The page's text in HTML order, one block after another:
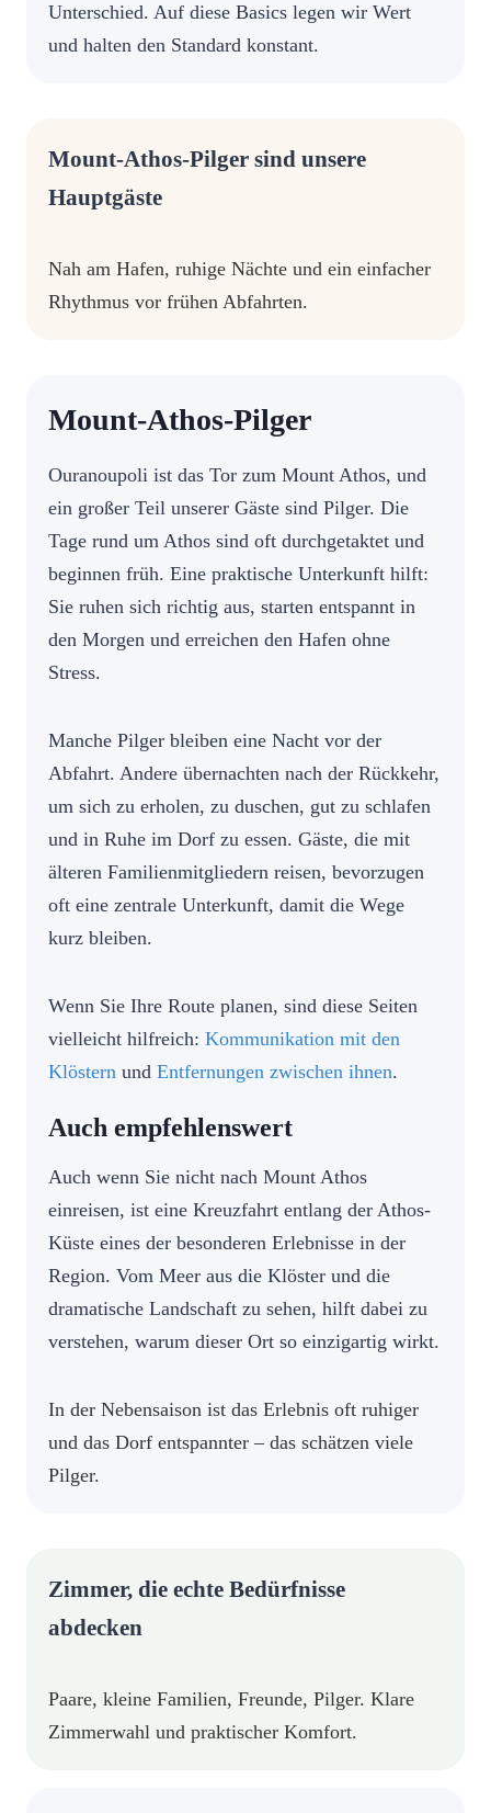
Unterschied. Auf diese Basics legen wir Wert
und halten den Standard konstant.
Mount-Athos-Pilger sind unsere
Hauptgäste
Nah am Hafen, ruhige Nächte und ein einfacher
Rhythmus vor frühen Abfahrten.
Mount-Athos-Pilger
Ouranoupoli ist das Tor zum Mount Athos, und
ein großer Teil unserer Gäste sind Pilger. Die
Tage rund um Athos sind oft durchgetaktet und
beginnen früh. Eine praktische Unterkunft hilft:
Sie ruhen sich richtig aus, starten entspannt in
den Morgen und erreichen den Hafen ohne
Stress.
Manche Pilger bleiben eine Nacht vor der
Abfahrt. Andere übernachten nach der Rückkehr,
um sich zu erholen, zu duschen, gut zu schlafen
und in Ruhe im Dorf zu essen. Gäste, die mit
älteren Familienmitgliedern reisen, bevorzugen
oft eine zentrale Unterkunft, damit die Wege
kurz bleiben.
Wenn Sie Ihre Route planen, sind diese Seiten
vielleicht hilfreich: Kommunikation mit den
Klöstern und Entfernungen zwischen ihnen.
Auch empfehlenswert
Auch wenn Sie nicht nach Mount Athos
einreisen, ist eine Kreuzfahrt entlang der Athos-
Küste eines der besonderen Erlebnisse in der
Region. Vom Meer aus die Klöster und die
dramatische Landschaft zu sehen, hilft dabei zu
verstehen, warum dieser Ort so einzigartig wirkt.
In der Nebensaison ist das Erlebnis oft ruhiger
und das Dorf entspannter – das schätzen viele
Pilger.
Zimmer, die echte Bedürfnisse
abdecken
Paare, kleine Familien, Freunde, Pilger. Klare
Zimmerwahl und praktischer Komfort.